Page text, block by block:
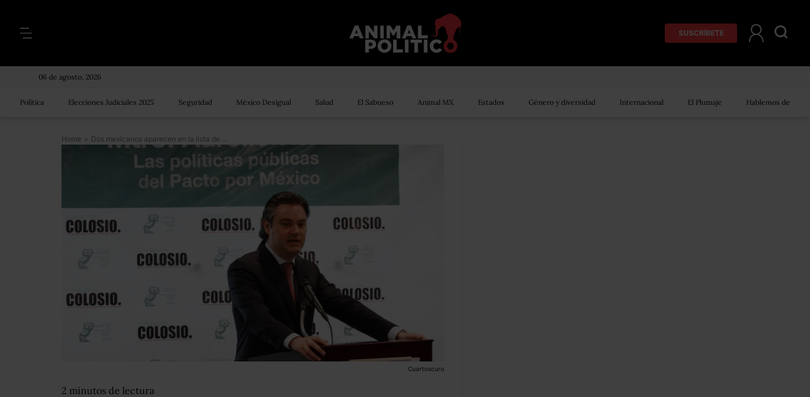
SUSCRÍBETE
06 de agosto, 2026
Política Elecciones Judiciales 2025 Seguridad México Desigual Salud El Sabueso Animal MX Estados Género y diversidad Internacional El Plumaje Hablemos de
Home > Dos mexicanos aparecen en la lista de 187 líderes mundiales menores de 40 años
Cuartoscuro
2 minutos de lectura